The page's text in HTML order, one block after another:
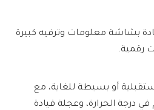
بشاشة معلومات وترفيه كبيرة
رقمية.
أو بسيطة للغاية، مع
درجة الحرارة، وعجلة قيادة